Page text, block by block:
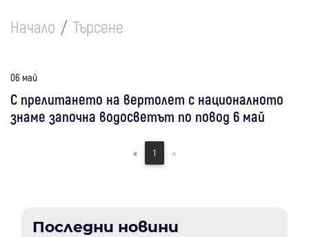
Начало Търсене
06 май
С прелитането на вертолет с националното
знаме започна водосветът по повод 6 май
« 1 »
Последни новини